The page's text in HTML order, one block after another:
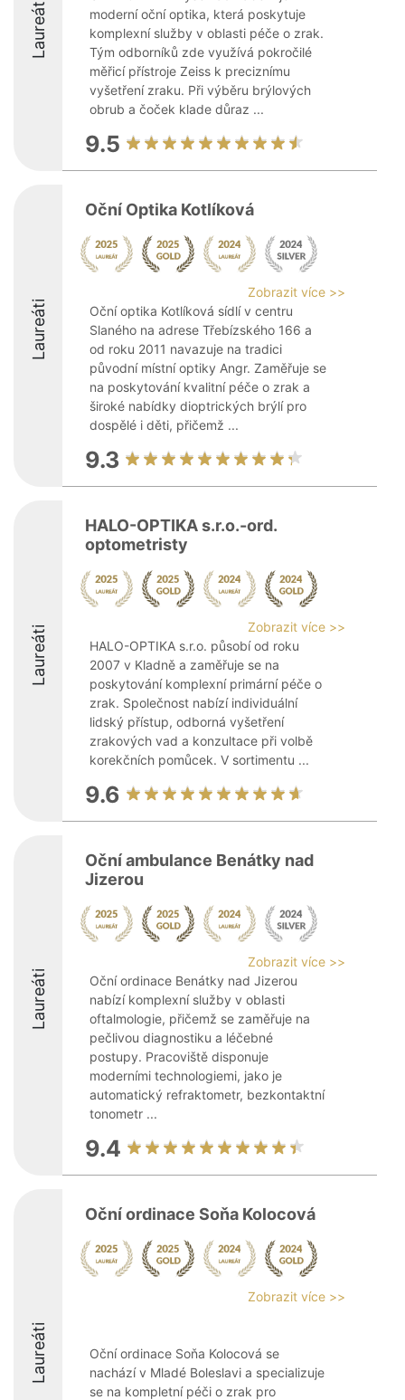
Laureáti
moderní oční optika, která poskytuje
komplexní služby v oblasti péče o zrak.
Tým odborníků zde využívá pokročilé
měřicí přístroje Zeiss k preciznímu
vyšetření zraku. Při výběru brýlových
obrub a čoček klade důraz ...
9.5
Laureáti
Oční Optika Kotlíková
Zobrazit více >>
Oční optika Kotlíková sídlí v centru
Slaného na adrese Třebízského 166 a
od roku 2011 navazuje na tradici
původní místní optiky Angr. Zaměřuje se
na poskytování kvalitní péče o zrak a
široké nabídky dioptrických brýlí pro
dospělé i děti, přičemž ...
9.3
Laureáti
HALO-OPTIKA s.r.o.-ord.
optometristy
Zobrazit více >>
HALO-OPTIKA s.r.o. působí od roku
2007 v Kladně a zaměřuje se na
poskytování komplexní primární péče o
zrak. Společnost nabízí individuální
lidský přístup, odborná vyšetření
zrakových vad a konzultace při volbě
korekčních pomůcek. V sortimentu ...
9.6
Laureáti
Oční ambulance Benátky nad
Jizerou
Zobrazit více >>
Oční ordinace Benátky nad Jizerou
nabízí komplexní služby v oblasti
oftalmologie, přičemž se zaměřuje na
pečlivou diagnostiku a léčebné
postupy. Pracoviště disponuje
moderními technologiemi, jako je
automatický refraktometr, bezkontaktní
tonometr ...
9.4
Laureáti
Oční ordinace Soňa Kolocová
Zobrazit více >>
Oční ordinace Soňa Kolocová se
nachází v Mladé Boleslavi a specializuje
se na kompletní péči o zrak pro